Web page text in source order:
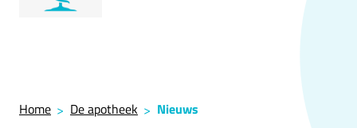
Home De apotheek Nieuws